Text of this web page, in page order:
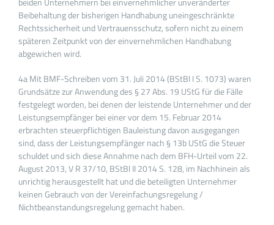
Beibehaltung der bisherigen Handhabung uneingeschränkte
Rechtssicherheit und Vertrauensschutz, sofern nicht zu einem
späteren Zeitpunkt von der einvernehmlichen Handhabung
abgewichen wird.
4a Mit BMF-Schreiben vom 31. Juli 2014 (BStBl I S. 1073) waren
Grundsätze zur Anwendung des § 27 Abs. 19 UStG für die Fälle
festgelegt worden, bei denen der leistende Unternehmer und der
Leistungsempfänger bei einer vor dem 15. Februar 2014
erbrachten steuerpflichtigen Bauleistung davon ausgegangen
sind, dass der Leistungsempfänger nach § 13b UStG die Steuer
schuldet und sich diese Annahme nach dem BFH-Urteil vom 22.
August 2013, V R 37/10, BStBl II 2014 S. 128, im Nachhinein als
unrichtig herausgestellt hat und die beteiligten Unternehmer
keinen Gebrauch von der Vereinfachungsregelung /
Nichtbeanstandungsregelung gemacht haben.